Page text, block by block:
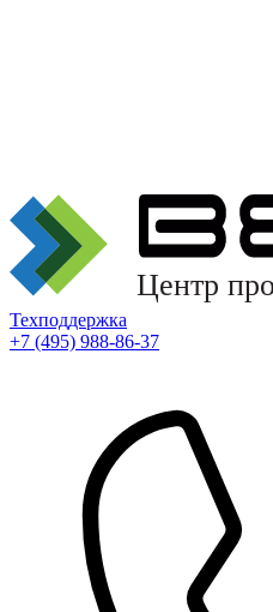
Техподдержка
+7 (495) 988-86-37